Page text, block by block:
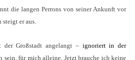
die langen Perrons von seiner Ankunft vor
er aus.
Großstadt angelangt – ignoriert in der
sein, für mich alleine. Jetzt brauche ich keine